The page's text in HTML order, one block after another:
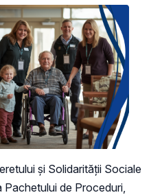
și Solidarității Sociale
de Proceduri,